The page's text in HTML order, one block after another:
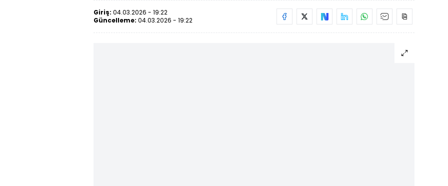
Giriş: 04.03.2026 - 19:22
Güncelleme: 04.03.2026 - 19:22